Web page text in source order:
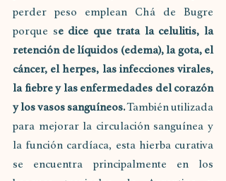
perder peso emplean Chá de Bugre
porque se dice que trata la celulitis, la
retención de líquidos (edema), la gota, el
cáncer, el herpes, las infecciones virales,
la fiebre y las enfermedades del corazón
y los vasos sanguíneos. También utilizada
para mejorar la circulación sanguínea y
la función cardíaca, esta hierba curativa
se encuentra principalmente en los